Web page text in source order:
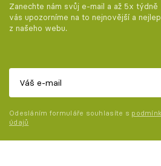
Zanechte nám svůj e-mail a až 5x týdně
vás upozorníme na to nejnovější a
z našeho webu.
Odesláním formuláře souhlasíte s
údajů